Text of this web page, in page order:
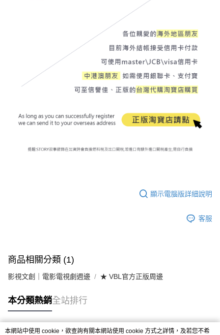
顯示電腦版詳細說明
客服
商品相關分類 (1)
影視文創｜電影電視劇週邊 ★ VBL官方正版周邊
本分類熱銷全站排行
本網站中使用 cookie，欲查詢有關本網站使用 cookie 方式之詳情，及若您不希